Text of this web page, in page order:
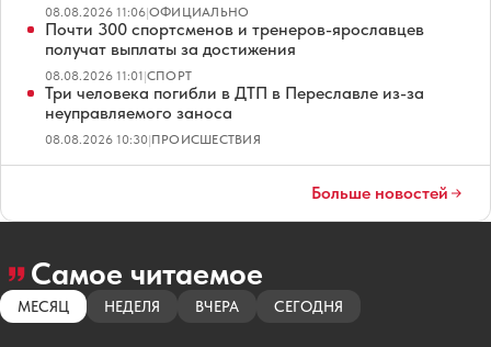
08.08.2026 11:06|ОФИЦИАЛЬНО
Почти 300 спортсменов и тренеров-ярославцев
получат выплаты за достижения
08.08.2026 11:01|СПОРТ
Три человека погибли в ДТП в Переславле из-за
неуправляемого заноса
08.08.2026 10:30|ПРОИСШЕСТВИЯ
Больше новостей
Самое читаемое
МЕСЯЦ НЕДЕЛЯ ВЧЕРА СЕГОДНЯ